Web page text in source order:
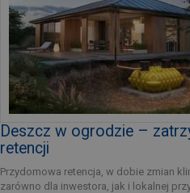
Deszcz w ogrodzie –
retencji
Przydomowa retencja, w dobie zmian
zarówno dla inwestora, jak i lokalnej